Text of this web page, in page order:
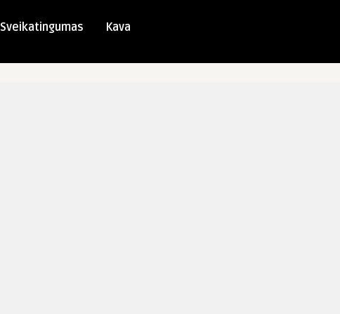
Sveikatingumas Kava